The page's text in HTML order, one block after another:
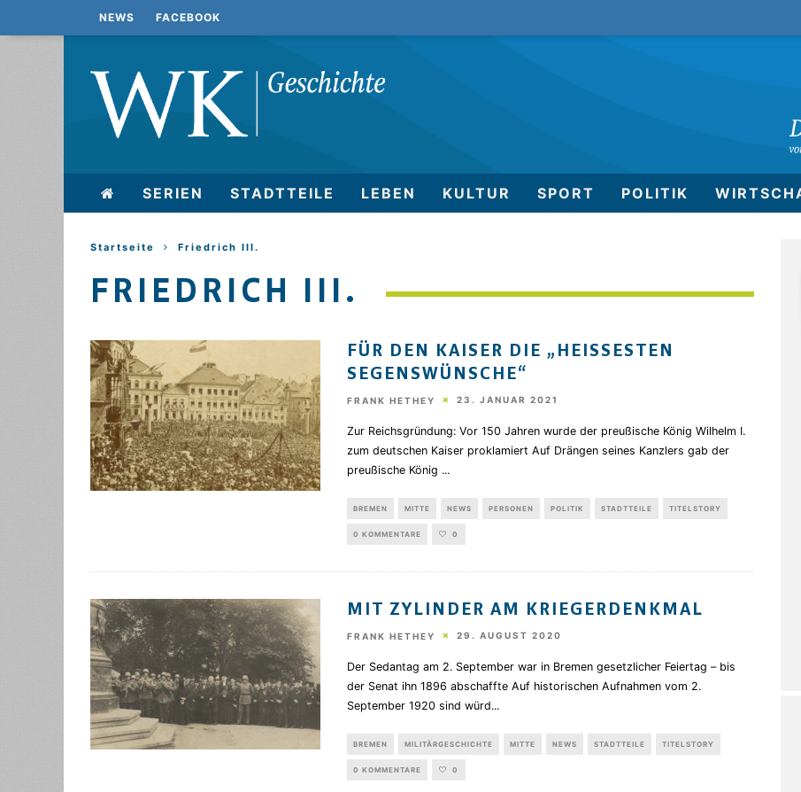
NEWS FACEBOOK
SERIEN STADTTEILE LEBEN KULTUR SPORT POLITIK
Startseite Friedrich III.
FRIEDRICH III.
FÜR DEN KAISER DIE „HEISSESTEN S
EGENSWÜNSCHE“
FRANK HETHEY 23. JANUAR 2021
Zur Reichsgründung: Vor 150 Jahren wurde der preußische König Wilhelm I.
zum deutschen Kaiser proklamiert Auf Drängen seines Kanzlers gab der
preußische König ...
BREMEN MITTE NEWS PERSONEN POLITIK STADTTEILE TITELSTORY
0 KOMMENTARE 0
MIT ZYLINDER AM KRIEGERDENKMAL
FRANK HETHEY 29. AUGUST 2020
Der Sedantag am 2. September war in Bremen gesetzlicher Feiertag – bis
der Senat ihn 1896 abschaffte Auf historischen Aufnahmen vom 2.
September 1920 sind würd...
BREMEN MILITÄRGESCHICHTE MITTE NEWS STADTTEILE TITELSTORY
0 KOMMENTARE 0